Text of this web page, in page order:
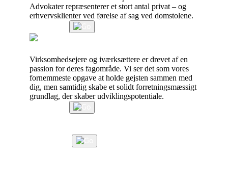
Advokater repræsenterer et stort antal privat – og
erhvervsklienter ved førelse af sag ved domstolene.
Virksomhedsejere og iværksættere er drevet af en
passion for deres fagområde. Vi ser det som vores
fornemmeste opgave at holde gejsten sammen med
dig, men samtidig skabe et solidt forretningsmæssigt
grundlag, der skaber udviklingspotentiale.